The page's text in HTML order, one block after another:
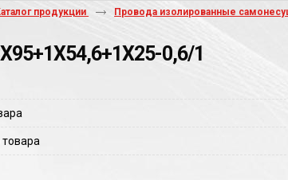
продукции Провода изолированные
0,6/1